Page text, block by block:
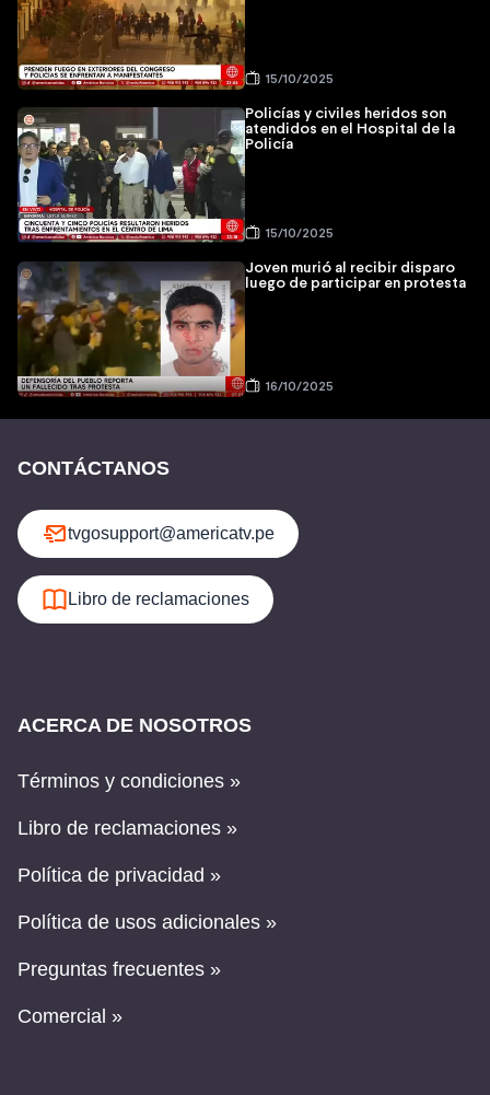
15/10/2025
Policías y civiles heridos son
atendidos en el Hospital de la
Policía
15/10/2025
Joven murió al recibir disparo
luego de participar en protesta
16/10/2025
CONTÁCTANOS
tvgosupport@americatv.pe
Libro de reclamaciones
ACERCA DE NOSOTROS
Términos y condiciones »
Libro de reclamaciones »
Política de privacidad »
Política de usos adicionales »
Preguntas frecuentes »
Comercial »